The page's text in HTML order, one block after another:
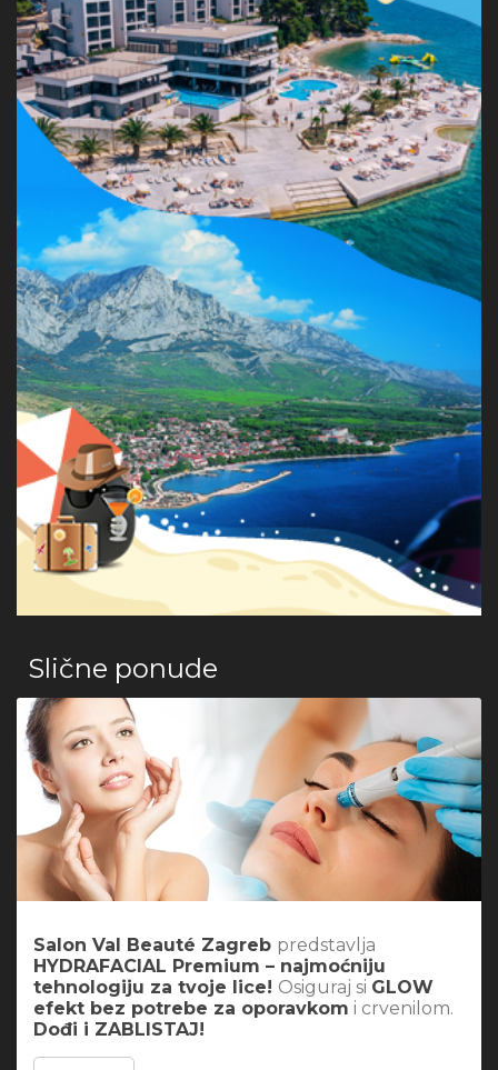
Slične ponude
Salon Val Beauté Zagreb predstavlja
HYDRAFACIAL Premium – najmoćniju
tehnologiju za tvoje lice! Osiguraj si GLOW
efekt bez potrebe za oporavkom i crvenilom.
Dođi i ZABLISTAJ!